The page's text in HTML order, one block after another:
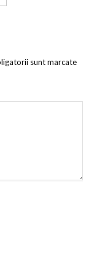
sunt marcate